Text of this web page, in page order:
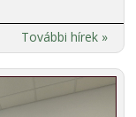
További hírek »